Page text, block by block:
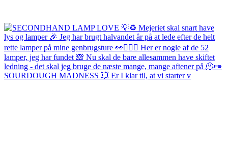
SOURDOUGH MADNESS 💥 Er I klar til, at vi starter v